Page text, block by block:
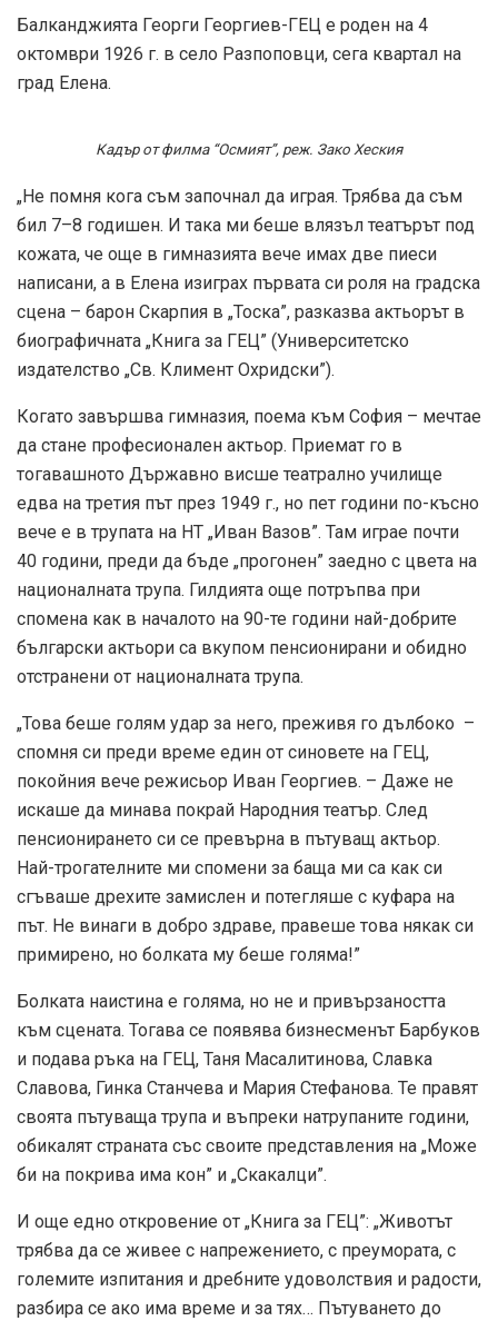
Балканджията Георги Георгиев-ГЕЦ е роден на 4
октомври 1926 г. в село Разпоповци, сега квартал на
град Елена.
Кадър от филма “Осмият”, реж. Зако Хеския
„Не помня кога съм започнал да играя. Трябва да съм
бил 7–8 годишен. И така ми беше влязъл театърът под
кожата, че още в гимназията вече имах две пиеси
написани, а в Елена изиграх първата си роля на градска
сцена – барон Скарпия в „Тоска”, разказва актьорът в
биографичната „Книга за ГЕЦ” (Университетско
издателство „Св. Климент Охридски”).
Когато завършва гимназия, поема към София – мечтае
да стане професионален актьор. Приемат го в
тогавашното Държавно висше театрално училище
едва на третия път през 1949 г., но пет години по-късно
вече е в трупата на НТ „Иван Вазов”. Там играе почти
40 години, преди да бъде „прогонен” заедно с цвета на
националната трупа. Гилдията още потръпва при
спомена как в началото на 90-те години най-добрите
български актьори са вкупом пенсионирани и обидно
отстранени от националната трупа.
„Това беше голям удар за него, преживя го дълбоко –
спомня си преди време един от синовете на ГЕЦ,
покойния вече режисьор Иван Георгиев. – Даже не
искаше да минава покрай Народния театър. След
пенсионирането си се превърна в пътуващ актьор.
Най-трогателните ми спомени за баща ми са как си
сгъваше дрехите замислен и потегляше с куфара на
път. Не винаги в добро здраве, правеше това някак си
примирено, но болката му беше голяма!”
Болката наистина е голяма, но не и привързаността
към сцената. Тогава се появява бизнесменът Барбуков
и подава ръка на ГЕЦ, Таня Масалитинова, Славка
Славова, Гинка Станчева и Мария Стефанова. Те правят
своята пътуваща трупа и въпреки натрупаните години,
обикалят страната със своите представления на „Може
би на покрива има кон” и „Скакалци”.
И още едно откровение от „Книга за ГЕЦ”: „Животът
трябва да се живее с напрежението, с преумората, с
големите изпитания и дребните удоволствия и радости,
разбира се ако има време и за тях… Пътуването до